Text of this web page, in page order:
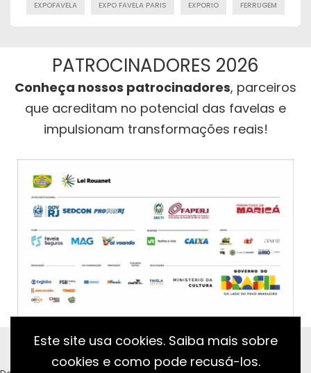
EXPOFAVELA EXPO FAVELA PARIS EXPORIO FERRUGEM
PATROCINADORES 2026
Conheça nossos patrocinadores, parceiros
que acreditam no potencial das favelas e
impulsionam transformações reais!
Este site usa cookies. Saiba mais sobre
cookies e como pode recusá-los.